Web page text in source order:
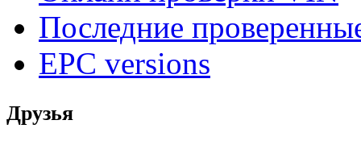
Последние
EPC versions
Друзья